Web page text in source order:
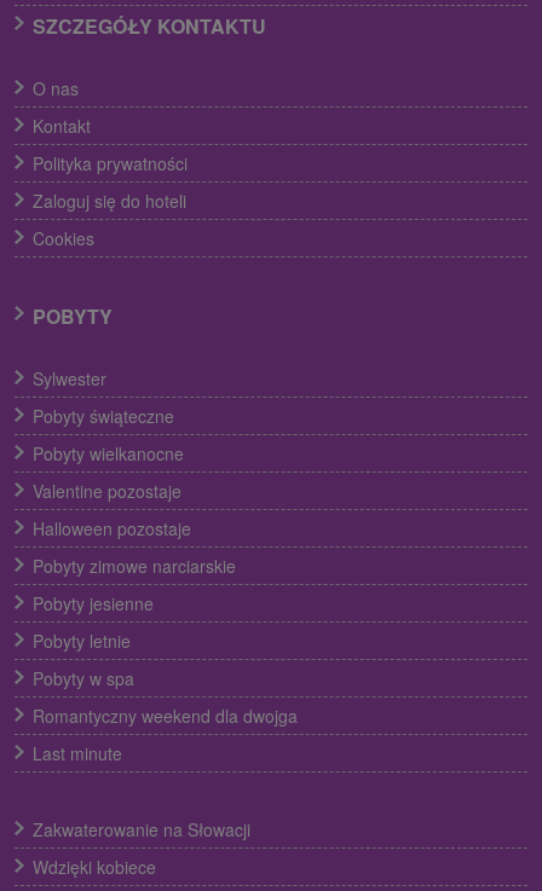
SZCZEGÓŁY KONTAKTU
O nas
Kontakt
Polityka prywatności
Zaloguj się do hoteli
Cookies
POBYTY
Sylwester
Pobyty świąteczne
Pobyty wielkanocne
Valentine pozostaje
Halloween pozostaje
Pobyty zimowe narciarskie
Pobyty jesienne
Pobyty letnie
Pobyty w spa
Romantyczny weekend dla dwojga
Last minute
Zakwaterowanie na Słowacji
Wdzięki kobiece